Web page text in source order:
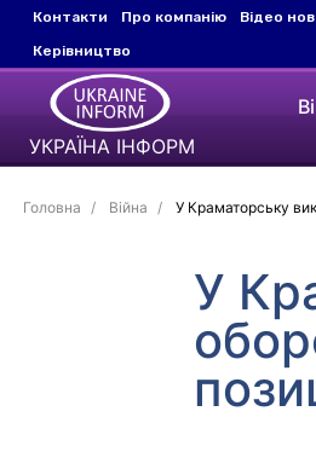
Контакти Про компанію
Відео
Керівництво
УКРАЇНА ІНФОРМ
Головна Війна У Краматорську
У